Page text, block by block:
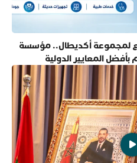
لمجموعة أكديطال.. مؤسسة
المعايير الدولية